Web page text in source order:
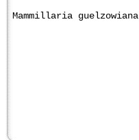
Mammillaria guelzowiana